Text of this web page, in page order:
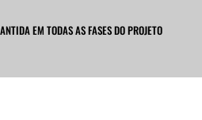
EM TODAS AS FASES DO PROJETO